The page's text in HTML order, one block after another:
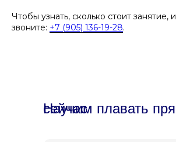
Чтобы узнать, сколько стоит занятие,
звоните: +7 (905) 136-19-28.
Научим плавать прямо сейчас